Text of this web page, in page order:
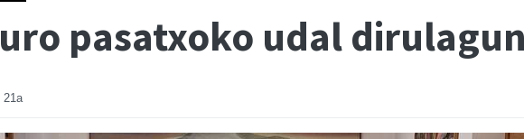
pasatxoko udal
21a